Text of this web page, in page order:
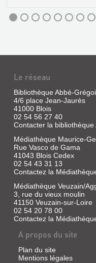
BEDEL.
ZULFU
Bedel,
JÉRÔME,
60
LATITUDE
NORD
Livre
Bedel,
Maurice
VIEUX
LOGIS
DE
TOURAINE
Livre
|
Montoux,
André
|
L.
D.
Le réseau
Bibliothèque Abbé-
4/6 place Jean-Jaurès
41000 Blois
02 54 56 27 40
Contacter la bibliothèque
Médiathèque Maurice-
Rue Vasco de Gama
41043 Blois Cedex
02 54 43 31 13
Contactez la
Médiathèque Veuzain/
3, rue du vieux moulin
41150 Veuzain-sur-Loire
02 54 20 78 00
Contactez la
A propos du site
Plan du site
Mentions légales